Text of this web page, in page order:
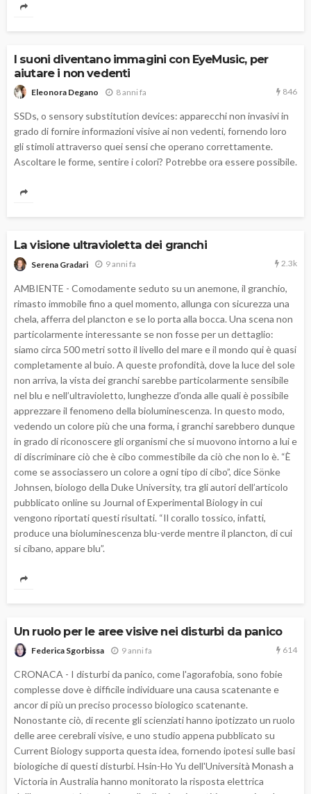
I suoni diventano immagini con EyeMusic, per
aiutare i non vedenti
Eleonora Degano 8 anni fa 846
SSDs, o sensory substitution devices: apparecchi non invasivi in
grado di fornire informazioni visive ai non vedenti, fornendo loro
gli stimoli attraverso quei sensi che operano correttamente.
Ascoltare le forme, sentire i colori? Potrebbe ora essere possibile.
La visione ultravioletta dei granchi
Serena Gradari 9 anni fa 2.3k
AMBIENTE - Comodamente seduto su un anemone, il granchio,
rimasto immobile fino a quel momento, allunga con sicurezza una
chela, afferra del plancton e se lo porta alla bocca. Una scena non
particolarmente interessante se non fosse per un dettaglio:
siamo circa 500 metri sotto il livello del mare e il mondo qui è quasi
completamente al buio. A queste profondità, dove la luce del sole
non arriva, la vista dei granchi sarebbe particolarmente sensibile
nel blu e nell’ultravioletto, lunghezze d’onda alle quali è possibile
apprezzare il fenomeno della bioluminescenza. In questo modo,
vedendo un colore più che una forma, i granchi sarebbero dunque
in grado di riconoscere gli organismi che si muovono intorno a lui e
di discriminare ciò che è cibo commestibile da ciò che non lo è. “È
come se associassero un colore a ogni tipo di cibo”, dice Sönke
Johnsen, biologo della Duke University, tra gli autori dell’articolo
pubblicato online su Journal of Experimental Biology in cui
vengono riportati questi risultati. “Il corallo tossico, infatti,
produce una bioluminescenza blu-verde mentre il plancton, di cui
si cibano, appare blu”.
Un ruolo per le aree visive nei disturbi da panico
Federica Sgorbissa 9 anni fa 614
CRONACA - I disturbi da panico, come l'agorafobia, sono fobie
complesse dove è difficile individuare una causa scatenante e
ancor di più un preciso processo biologico scatenante.
Nonostante ciò, di recente gli scienziati hanno ipotizzato un ruolo
delle aree cerebrali visive, e uno studio appena pubblicato su
Current Biology supporta questa idea, fornendo ipotesi sulle basi
biologiche di questi disturbi. Hsin-Ho Yu dell'Università Monash a
Victoria in Australia hanno monitorato la risposta elettrica